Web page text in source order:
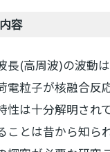
容
長(高周波)の波動
電粒子が核融合反
性は十分解明され
ことは昔から知ら